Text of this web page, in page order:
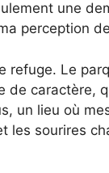
une
perception
refuge. Le
caractère,
un lieu où
les sourires